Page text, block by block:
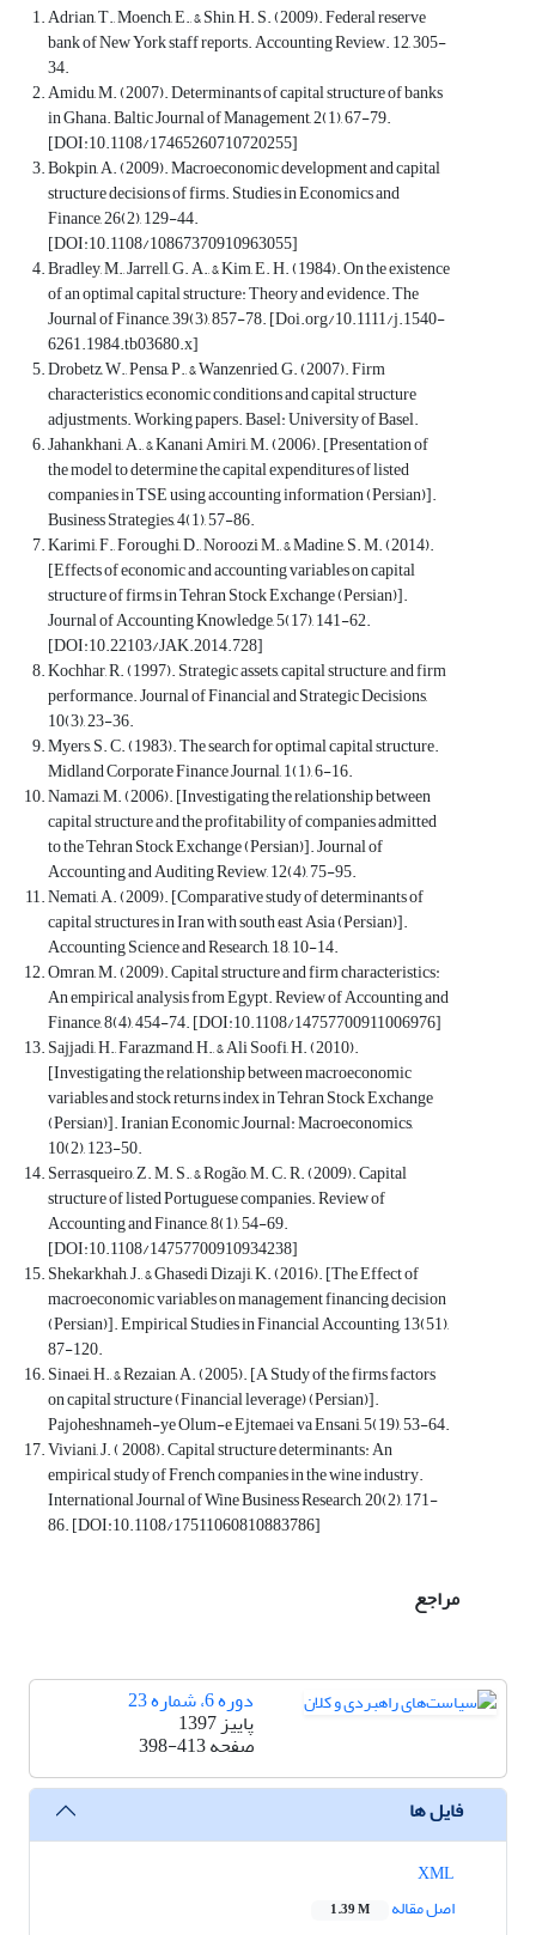
Adrian, T., Moench, E., & Shin, H. S. (2009). Federal reserve
bank of New York staff reports. Accounting Review. 12, 305-
34.
Amidu, M. (2007). Determinants of capital structure of banks
in Ghana. Baltic Journal of Management, 2(1), 67-79.
[DOI:10.1108/17465260710720255]
Bokpin, A. (2009). Macroeconomic development and capital
structure decisions of firms. Studies in Economics and
Finance, 26(2), 129-44.
[DOI:10.1108/10867370910963055]
Bradley, M., Jarrell, G. A., & Kim, E. H. (1984). On the existence
of an optimal capital structure: Theory and evidence. The
Journal of Finance, 39(3), 857-78. [Doi.org/10.1111/j.1540-
6261.1984.tb03680.x]
Drobetz, W., Pensa, P., & Wanzenried, G. (2007). Firm
characteristics, economic conditions and capital structure
adjustments. Working papers. Basel: University of Basel.
Jahankhani, A., & Kanani Amiri, M. (2006). [Presentation of
the model to determine the capital expenditures of listed
companies in TSE using accounting information (Persian)].
Business Strategies, 4(1), 57-86.
Karimi, F., Foroughi, D., Noroozi M., & Madine, S. M. (2014).
[Effects of economic and accounting variables on capital
structure of firms in Tehran Stock Exchange (Persian)].
Journal of Accounting Knowledge, 5(17), 141-62.
[DOI:10.22103/JAK.2014.728]
Kochhar, R. (1997). Strategic assets, capital structure, and firm
performance. Journal of Financial and Strategic Decisions,
10(3), 23-36.
Myers, S. C. (1983). The search for optimal capital structure.
Midland Corporate Finance Journal, 1(1), 6-16.
Namazi, M. (2006). [Investigating the relationship between
capital structure and the profitability of companies admitted
to the Tehran Stock Exchange (Persian)]. Journal of
Accounting and Auditing Review, 12(4), 75-95.
Nemati, A. (2009). [Comparative study of determinants of
capital structures in Iran with south east Asia (Persian)].
Accounting Science and Research, 18, 10-14.
Omran, M. (2009). Capital structure and firm characteristics:
An empirical analysis from Egypt. Review of Accounting and
Finance, 8(4), 454-74. [DOI:10.1108/14757700911006976]
Sajjadi, H., Farazmand, H., & Ali Soofi, H. (2010).
[Investigating the relationship between macroeconomic
variables and stock returns index in Tehran Stock Exchange
(Persian)]. Iranian Economic Journal: Macroeconomics,
10(2), 123-50.
Serrasqueiro, Z. M. S., & Rogão, M. C. R. (2009). Capital
structure of listed Portuguese companies. Review of
Accounting and Finance, 8(1), 54-69.
[DOI:10.1108/14757700910934238]
Shekarkhah, J., & Ghasedi Dizaji, K. (2016). [The Effect of
macroeconomic variables on management financing decision
(Persian)]. Empirical Studies in Financial Accounting, 13(51),
87-120.
Sinaei, H., & Rezaian, A. (2005). [A Study of the firms factors
on capital structure (Financial leverage) (Persian)].
Pajoheshnameh-ye Olum-e Ejtemaei va Ensani, 5(19), 53-64.
Viviani, J. ( 2008). Capital structure determinants: An
empirical study of French companies in the wine industry.
International Journal of Wine Business Research, 20(2), 171-
86. [DOI:10.1108/17511060810883786]
مراجع
دوره 6، شماره 23
پاییز 1397
صفحه398-413
فایل ها
اصل مقاله
1.39 M